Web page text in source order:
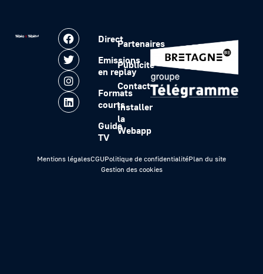
Direct
Emissions
en replay
Formats
courts
Guide
TV
Partenaires
Publicité
Contact
Installer
la
Webapp
Mentions légalesCGUPolitique de confidentialitéPlan du site
Gestion des cookies